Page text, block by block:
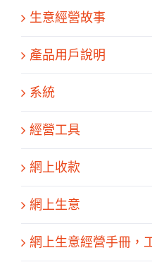
生意經營故事
產品用戶說明
系統
經營工具
網上收款
網上生意
網上生意經營手冊，